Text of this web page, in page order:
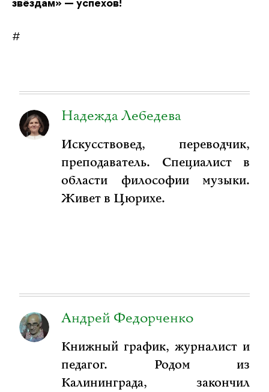
звёздам» — успехов!
#
Надежда Лебедева
Искусствовед, переводчик,
преподаватель. Специалист в
области философии музыки.
Живет в Цюрихе.
Андрей Федорченко
Книжный график, журналист и
педагог. Родом из
Калининграда, закончил